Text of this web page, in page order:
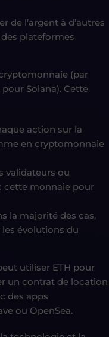
de l’argent à d’autres
plateformes
(par
Solana). Cette
action sur la
en cryptomonnaie
validateurs ou
cette monnaie pour
la majorité des cas,
évolutions du
utiliser ETH pour
un contrat de location
des apps
ou OpenSea.